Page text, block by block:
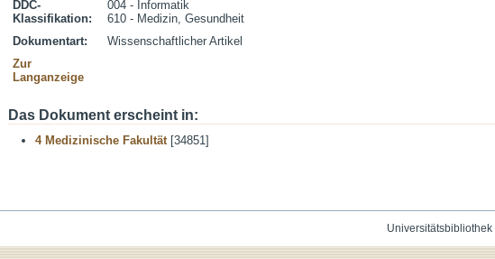
DDC-
Klassifikation:
004 - Informatik
610 - Medizin, Gesundheit
Dokumentart:
Wissenschaftlicher Artikel
Zur
Langanzeige
Das Dokument erscheint in:
4 Medizinische Fakultät[34851]
Universitätsbibliothek|